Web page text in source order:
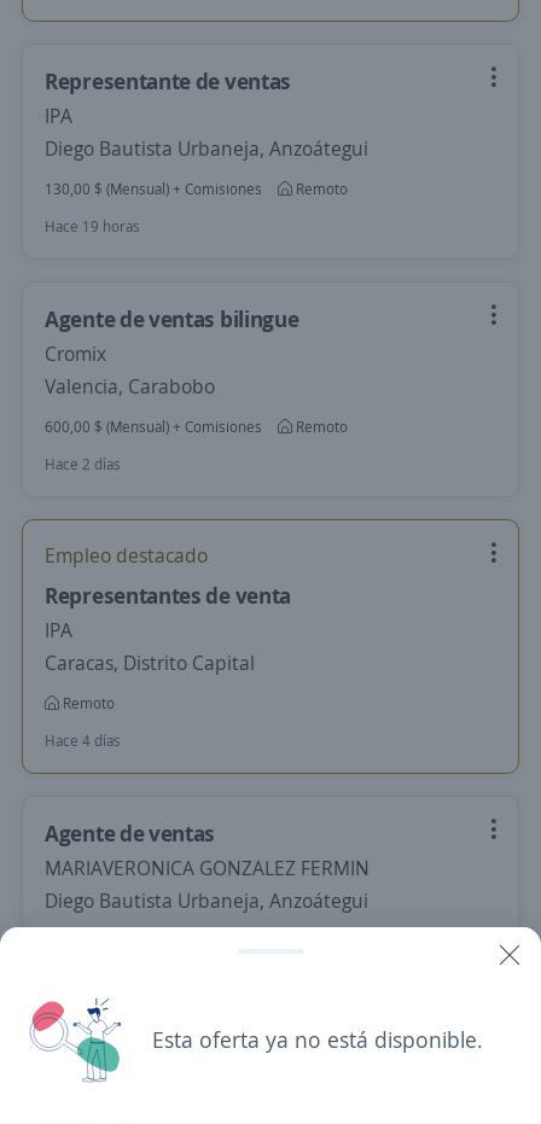
Representante de ventas
IPA
Diego Bautista Urbaneja, Anzoátegui
130,00 $ (Mensual) + Comisiones
Remoto
Hace 19 horas
Agente de ventas bilingue
Cromix
Valencia, Carabobo
600,00 $ (Mensual) + Comisiones
Remoto
Hace 2 días
Empleo destacado
Representantes de venta
IPA
Caracas, Distrito Capital
Remoto
Hace 4 días
Agente de ventas
MARIAVERONICA GONZALEZ FERMIN
Diego Bautista Urbaneja, Anzoátegui
Agente ventas telefónicas
Esta oferta ya no está disponible.